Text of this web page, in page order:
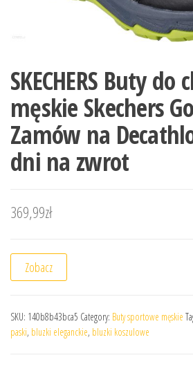
SKECHERS Buty do
męskie Skechers
Zamów na
dni na zwrot
369,99zł
Zobacz
SKU: 140b8b43bca5 Category: Buty sportowe męskie
paski, bluzki eleganckie, bluzki koszulowe